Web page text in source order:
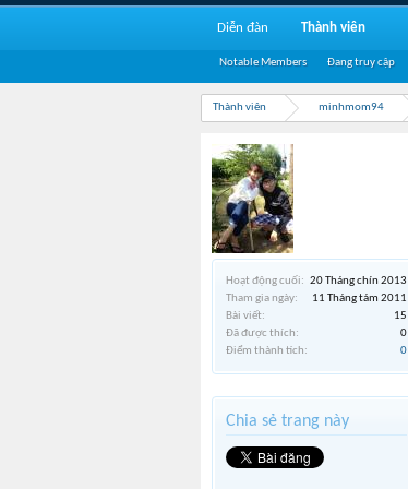
Thành viên minhmom94
Hoạt động cuối: 20 Tháng chín 2013
Tham gia ngày:
11 Tháng tám 2011
Bài viết:
15
Đã được thích:
0
Điểm thành tích:
0
Chia sẻ trang này
Diễn đàn Thành viên
Notable Members Đang truy cập